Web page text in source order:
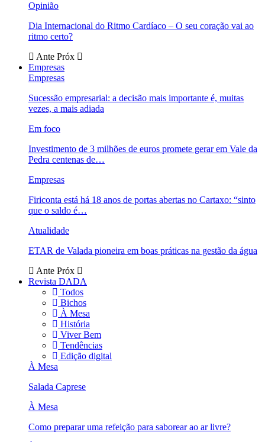
Opinião
Dia Internacional do Ritmo Cardíaco – O seu coração vai ao
ritmo certo?
Ante Próx
Empresas
Empresas
Sucessão empresarial: a decisão mais importante é, muitas
vezes, a mais adiada
Em foco
Investimento de 3 milhões de euros promete gerar em Vale da
Pedra centenas de…
Empresas
Firiconta está há 18 anos de portas abertas no Cartaxo: “sinto
que o saldo é…
Atualidade
ETAR de Valada pioneira em boas práticas na gestão da água
Ante Próx
Revista DADA
Todos
Bichos
À Mesa
História
Viver Bem
Tendências
Edição digital
À Mesa
Salada Caprese
À Mesa
Como preparar uma refeição para saborear ao ar livre?